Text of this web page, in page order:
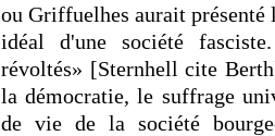
ou Griffuelhes aurait
idéal d'une société
révoltés» [Sternhell cite
la démocratie, le suffrage
de vie de la société